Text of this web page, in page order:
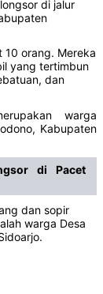
di jalur
10 orang. Mereka
yang tertimbun
dan
warga
Kabupaten
di Pacet
dan sopir
warga Desa